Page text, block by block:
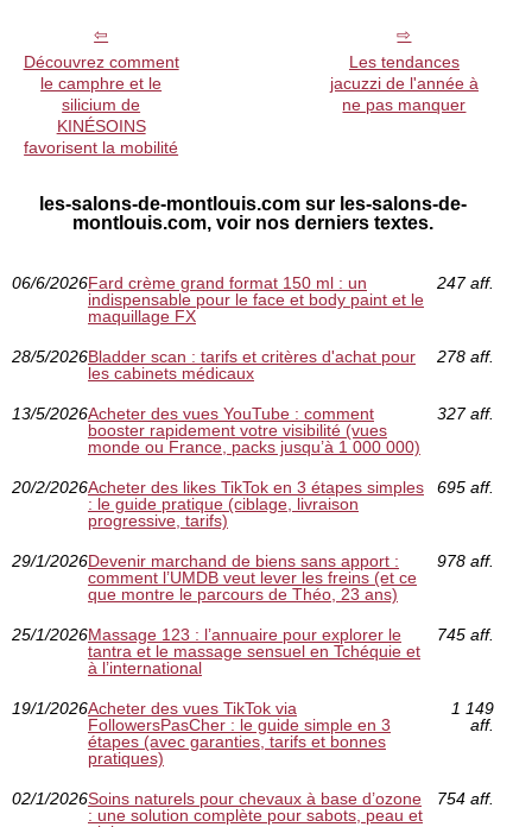
Découvrez comment
le camphre et le
silicium de
KINÉSOINS
favorisent la mobilité
Les tendances
jacuzzi de l'année à
ne pas manquer
les-salons-de-montlouis.com sur les-salons-de-
montlouis.com, voir nos derniers textes.
06/6/2026Fard crème grand format 150 ml : un
indispensable pour le face et body paint et le
maquillage FX
247 aff.
28/5/2026Bladder scan : tarifs et critères d'achat pour
les cabinets médicaux
278 aff.
13/5/2026Acheter des vues YouTube : comment
booster rapidement votre visibilité (vues
monde ou France, packs jusqu’à 1 000 000)
327 aff.
20/2/2026Acheter des likes TikTok en 3 étapes simples
: le guide pratique (ciblage, livraison
progressive, tarifs)
695 aff.
29/1/2026Devenir marchand de biens sans apport :
comment l’UMDB veut lever les freins (et ce
que montre le parcours de Théo, 23 ans)
978 aff.
25/1/2026Massage 123 : l’annuaire pour explorer le
tantra et le massage sensuel en Tchéquie et
à l’international
745 aff.
19/1/2026Acheter des vues TikTok via
FollowersPasCher : le guide simple en 3
étapes (avec garanties, tarifs et bonnes
pratiques)
1 149
aff.
02/1/2026Soins naturels pour chevaux à base d’ozone
: une solution complète pour sabots, peau et
754 aff.